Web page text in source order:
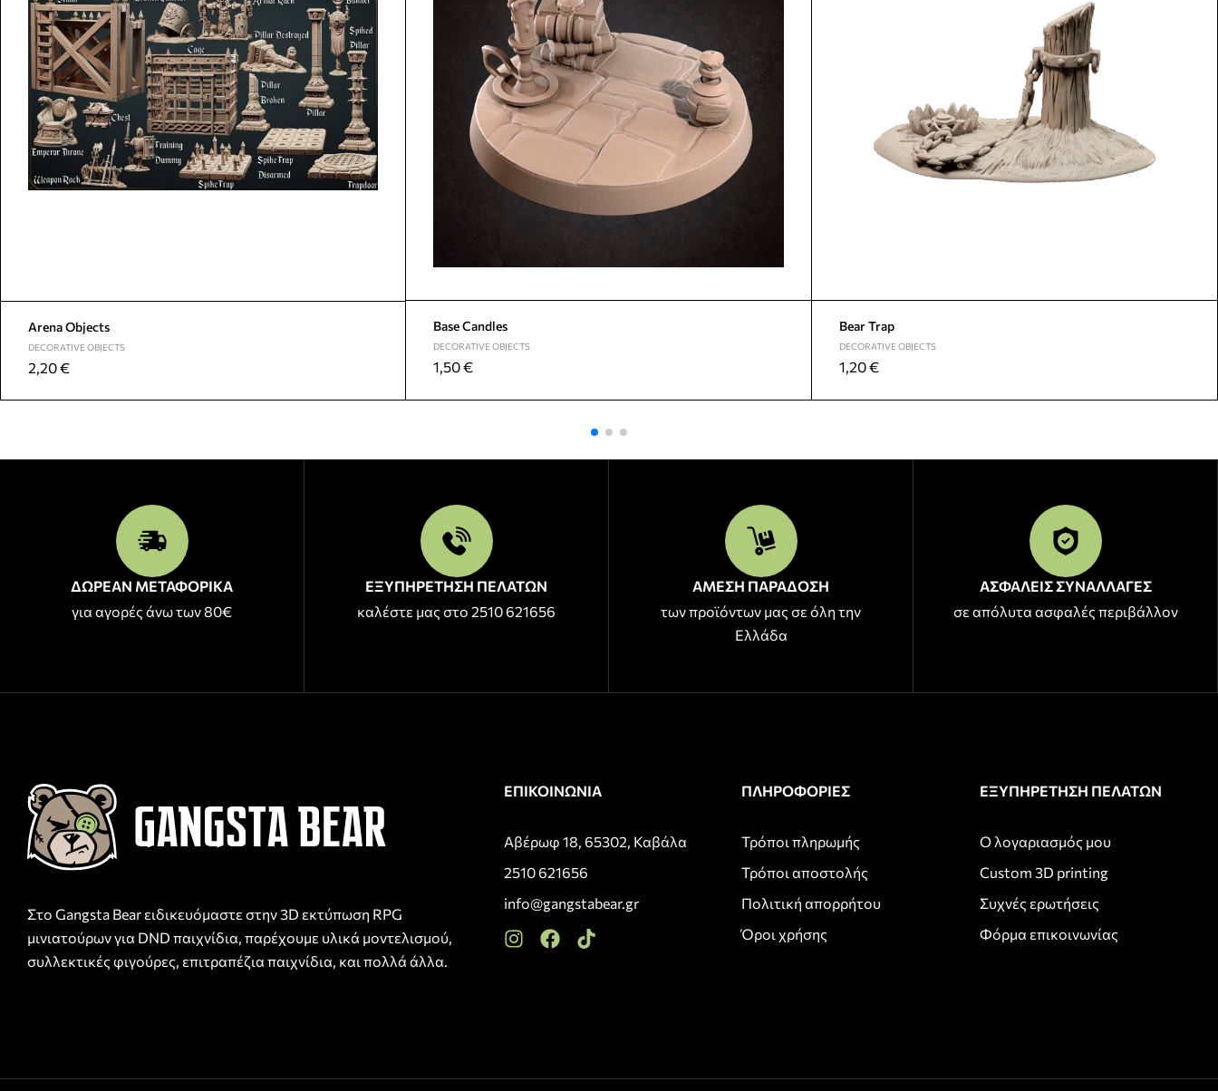
Arena Objects
DECORATIVE OBJECTS
2,20€
Base Candles
DECORATIVE OBJECTS
1,50€
Bear Trap
DECORATIVE OBJECTS
1,20€
ΔΩΡΕΑΝ ΜΕΤΑΦΟΡΙΚΑ
για αγορές άνω των 80€
ΕΞΥΠΗΡΕΤΗΣΗ ΠΕΛΑΤΩΝ
καλέστε μας στο 2510 621656
ΑΜΕΣΗ ΠΑΡΑΔΟΣΗ
των προϊόντων μας σε όλη την
Ελλάδα
ΑΣΦΑΛΕΙΣ ΣΥΝΑΛΛΑΓΕΣ
σε απόλυτα ασφαλές περιβάλλον
Στο Gangsta Bear ειδικευόμαστε στην 3D εκτύπωση RPG
μινιατούρων για DND παιχνίδια, παρέχουμε υλικά μοντελισμού,
συλλεκτικές φιγούρες, επιτραπέζια παιχνίδια, και πολλά άλλα.
ΕΠΙΚΟΙΝΩΝΙΑ
Αβέρωφ 18, 65302, Καβάλα
2510 621656
info@gangstabear.gr
ΠΛΗΡΟΦΟΡΙΕΣ
Τρόποι πληρωμής
Τρόποι αποστολής
Πολιτική απορρήτου
Όροι χρήσης
ΕΞΥΠΗΡΕΤΗΣΗ ΠΕΛΑΤΩΝ
Ο λογαριασμός μου
Custom 3D printing
Συχνές ερωτήσεις
Φόρμα επικοινωνίας